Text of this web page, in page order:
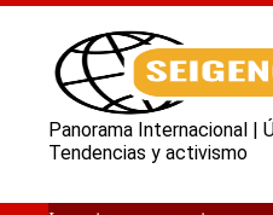
Panorama Internacional |
Tendencias y activismo